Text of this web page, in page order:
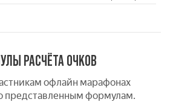
РАСЧЁТА ОЧКОВ
офлайн марафонах
представленным формулам.